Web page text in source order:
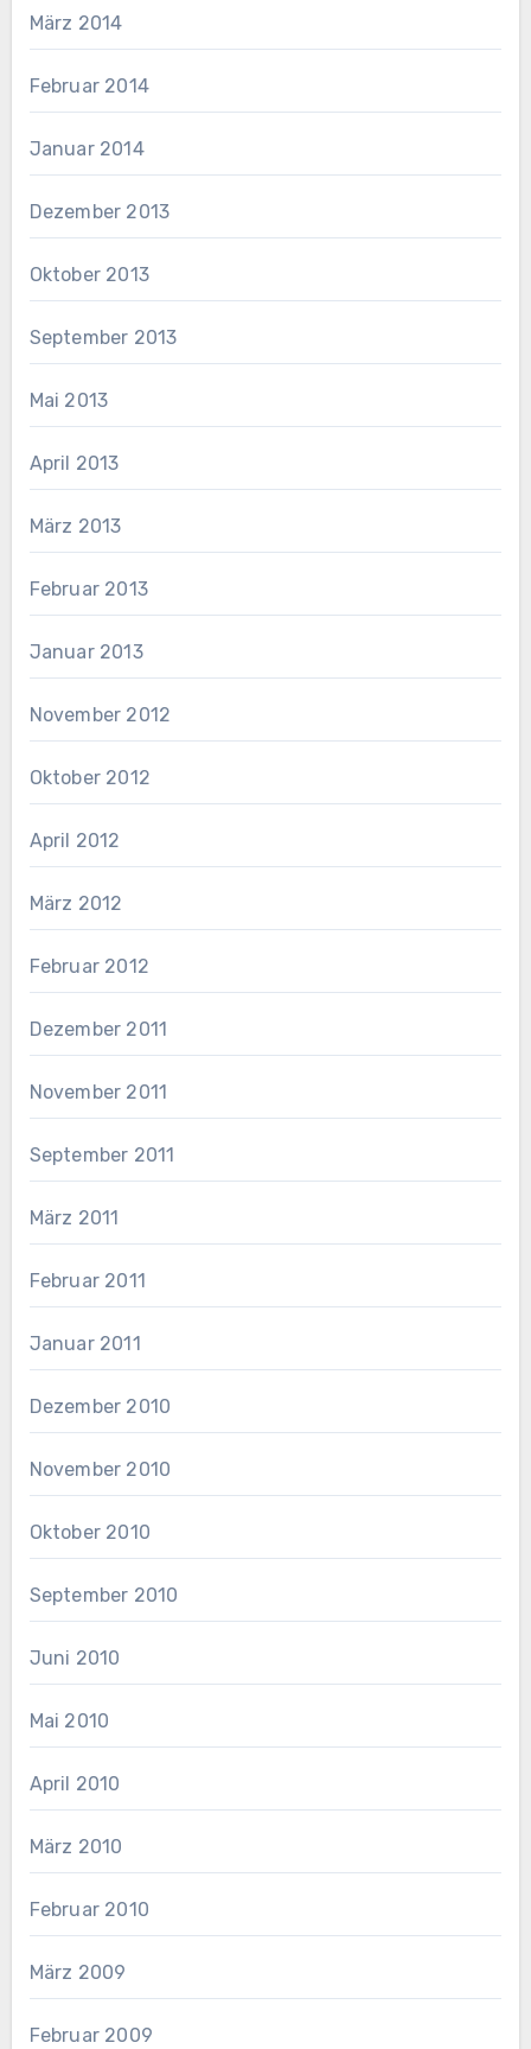
März 2014
Februar 2014
Januar 2014
Dezember 2013
Oktober 2013
September 2013
Mai 2013
April 2013
März 2013
Februar 2013
Januar 2013
November 2012
Oktober 2012
April 2012
März 2012
Februar 2012
Dezember 2011
November 2011
September 2011
März 2011
Februar 2011
Januar 2011
Dezember 2010
November 2010
Oktober 2010
September 2010
Juni 2010
Mai 2010
April 2010
März 2010
Februar 2010
März 2009
Februar 2009